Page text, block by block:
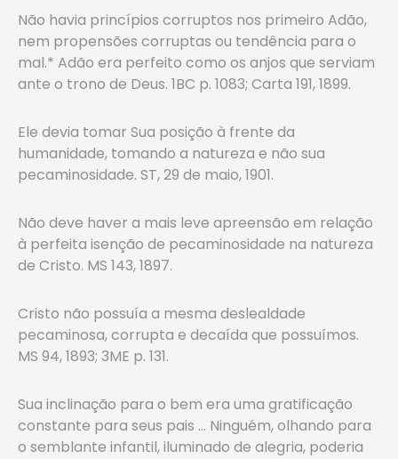
Não havia princípios corruptos nos primeiro Adão,
nem propensões corruptas ou tendência para o
mal.* Adão era perfeito como os anjos que serviam
ante o trono de Deus. 1BC p. 1083; Carta 191, 1899.
Ele devia tomar Sua posição à frente da
humanidade, tomando a natureza e não sua
pecaminosidade. ST, 29 de maio, 1901.
Não deve haver a mais leve apreensão em relação
à perfeita isenção de pecaminosidade na natureza
de Cristo. MS 143, 1897.
Cristo não possuía a mesma deslealdade
pecaminosa, corrupta e decaída que possuímos.
MS 94, 1893; 3ME p. 131.
Sua inclinação para o bem era uma gratificação
constante para seus pais … Ninguém, olhando para
o semblante infantil, iluminado de alegria, poderia